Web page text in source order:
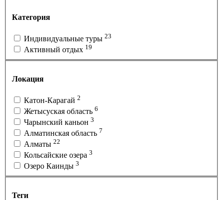
Категория
Индивидуальные туры 23
Активный отдых 19
Локация
Катон-Карагай 2
Жетысуская область 6
Чарынский каньон 3
Алматинская область 7
Алматы 22
Кольсайские озера 3
Озеро Каинды 3
Теги